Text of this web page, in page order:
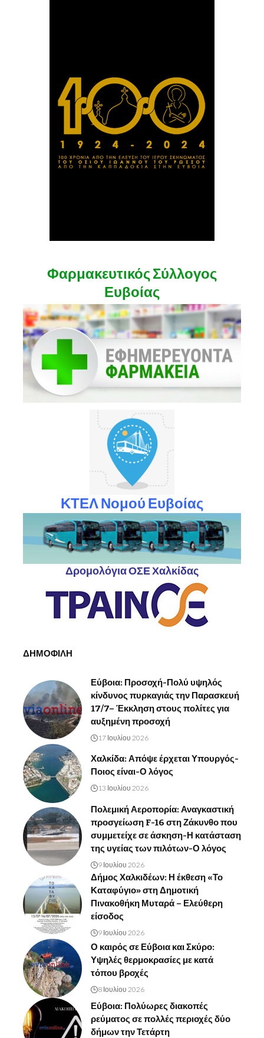
Φαρμακευτικός Σύλλογος
Ευβοίας
ΚΤΕΛ Νομού Ευβοίας
Δρομολόγια ΟΣΕ Χαλκίδας
ΔΗΜΟΦΙΛΗ
Εύβοια: Προσοχή-Πολύ υψηλός
κίνδυνος πυρκαγιάς την Παρασκευή
17/7– Έκκληση στους πολίτες για
αυξημένη προσοχή
17 Ιουλίου 2026
Χαλκίδα: Απόψε έρχεται Υπουργός-
Ποιος είναι-Ο λόγος
13 Ιουλίου 2026
Πολεμική Αεροπορία: Αναγκαστική
προσγείωση F-16 στη Ζάκυνθο που
συμμετείχε σε άσκηση-Η κατάσταση
της υγείας των πιλότων-Ο λόγος
9 Ιουλίου 2026
Δήμος Χαλκιδέων: Η έκθεση «Το
Καταφύγιο» στη Δημοτική
Πινακοθήκη Μυταρά – Ελεύθερη
είσοδος
9 Ιουλίου 2026
Ο καιρός σε Εύβοια και Σκύρο:
Υψηλές θερμοκρασίες με κατά
τόπου βροχές
8 Ιουλίου 2026
Εύβοια: Πολύωρες διακοπές
ρεύματος σε πολλές περιοχές δύο
δήμων την Τετάρτη